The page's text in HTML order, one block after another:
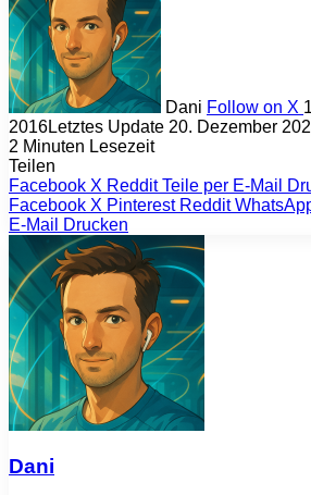
Dani Follow on X
2016Letztes Update 20. Dezember
2 Minuten Lesezeit
Teilen
Facebook X Reddit Teile per E-Mail
Facebook X Pinterest Reddit
E-Mail
Drucken
Dani